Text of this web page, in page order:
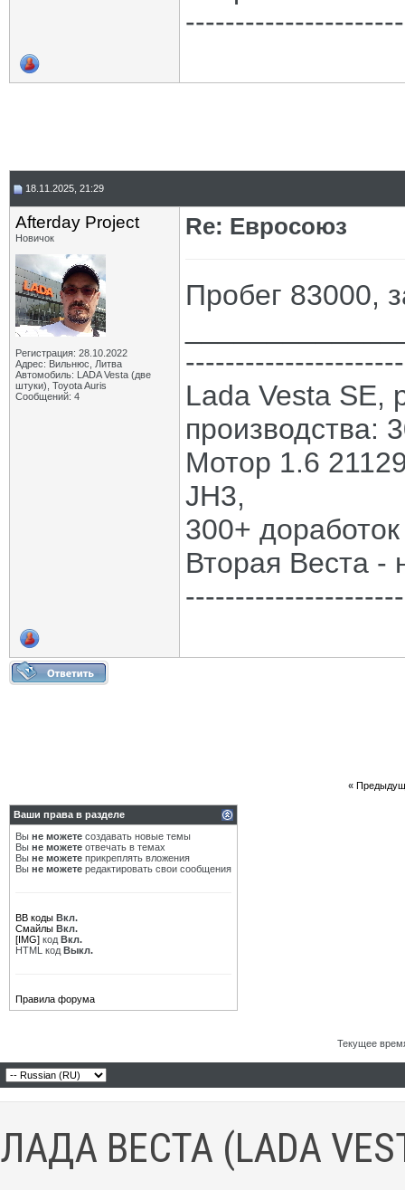
18.11.2025, 21:29
Afterday Project
Новичок
Регистрация: 28.10.2022
Адрес: Вильнюс, Литва
Автомобиль: LADA Vesta (две
штуки), Toyota Auris
Сообщений: 4
Re: Евросоюз
Пробег 83000,
Lada Vesta SE,
производства:
Мотор 1.6
JH3,
300+
Вторая Веста -
«
Ваши права в разделе
Вы не можете создавать новые темы
Вы не можете отвечать в темах
Вы не можете прикреплять вложения
Вы не можете редактировать свои сообщения
BB коды Вкл.
Смайлы Вкл.
[IMG] код Вкл.
HTML код Выкл.
Правила форума
Текущее
ЛАДА ВЕСТА (LADA